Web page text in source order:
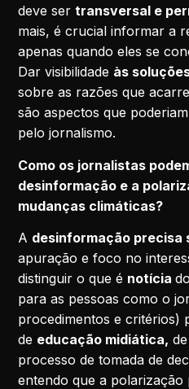
deve sertransversal e
mais, é crucial informar a
apenas quando eles se
Dar visibilidade às
sobre as razões que
são aspectos que
pelo jornalismo.
Como os jornalistas
desinformação e a
mudanças climáticas?
A desinformação precisa
apuração e foco no
distinguir o que é notícia
para as pessoas como o
procedimentos e critérios)
de educação midiática,
processo de tomada de
entendo que a polarização